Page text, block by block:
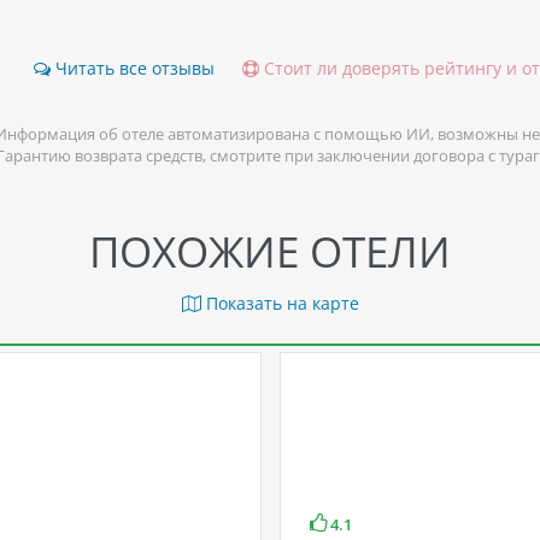
Читать все отзывы Стоит ли доверять рейтингу и
об отеле автоматизирована с помощью ИИ, возможны
возврата средств, смотрите при заключении договора с
ПОХОЖИЕ ОТЕЛИ
Показать на карте
4.1